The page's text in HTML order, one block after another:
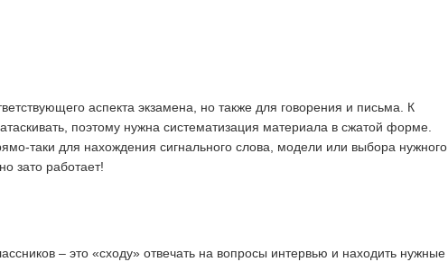
аспекта экзамена, но также для говорения и письма. К
поэтому нужна систематизация материала в сжатой форме.
таки для нахождения сигнального слова, модели или выбора нужного
зато работает!
– это «сходу» отвечать на вопросы интервью и находить нужные